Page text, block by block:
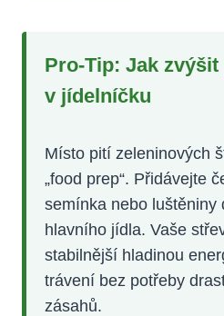
Pro-Tip: Jak
v jídelníčku
Místo pití zeleninových
„food prep“. Přidávejte
semínka nebo luštěniny
hlavního jídla. Vaše
stabilnější hladinou
trávení bez potřeby
zásahů.